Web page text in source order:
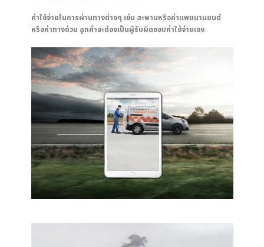
ค่าใช้จ่ายในการผ่านทางต่างๆ เช่น สะพานหรือค่าแพขนานยนต์
หรือค่าทางด่วน ลูกค้าจะต้องเป็นผู้รับผิดชอบค่าใช้จ่ายเอง